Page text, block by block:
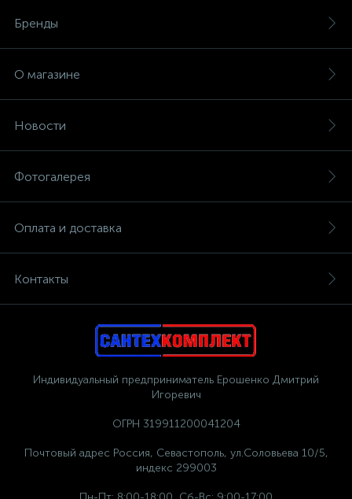
Бренды
О магазине
Новости
Фотогалерея
Оплата и доставка
Контакты
Индивидуальный предприниматель Ерошенко Дмитрий
Игоревич
ОГРН 319911200041204
Почтовый адрес Россия, Севастополь, ул.Соловьева 10/5,
индекс 299003